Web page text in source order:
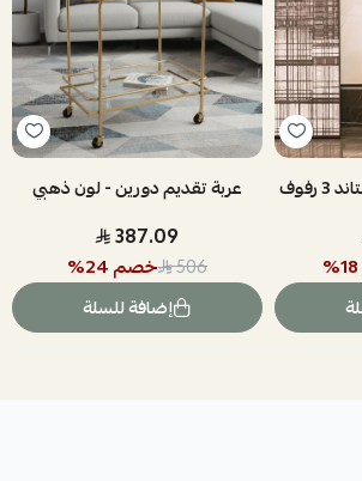
18
%
عربة تقديم دورين - لون ذهبي
387.09
506 خصم24
%
إضافة للسلة